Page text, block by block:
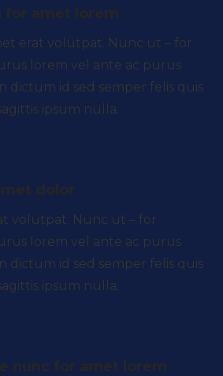
for amet lorem
erat volutpat. Nunc ut – for
lorem vel ante ac purus
dictum id sed semper felis quis
ipsum nulla.
dolor
volutpat. Nunc ut – for
lorem vel ante ac purus
dictum id sed semper felis quis
ipsum nulla.
nunc for amet lorem